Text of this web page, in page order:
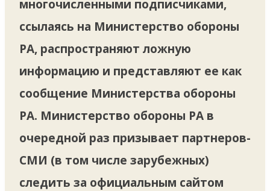
многочисленными подписчиками,
ссылаясь на Министерство обороны
РА, распространяют ложную
информацию и представляют ее как
сообщение Министерства обороны
РА. Министерство обороны РА в
очередной раз призывает партнеров-
СМИ (в том числе зарубежных)
следить за официальным сайтом